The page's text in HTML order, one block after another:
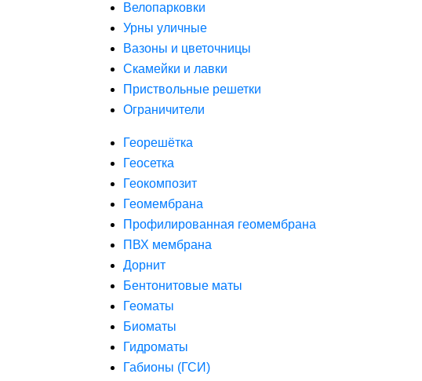
Велопарковки
Урны уличные
Вазоны и цветочницы
Скамейки и лавки
Приствольные решетки
Ограничители
Георешётка
Геосетка
Геокомпозит
Геомембрана
Профилированная геомембрана
ПВХ мембрана
Дорнит
Бентонитовые маты
Геоматы
Биоматы
Гидроматы
Габионы (ГСИ)